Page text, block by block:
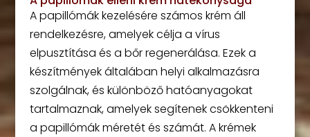
A papillómák kezelésére számos krém áll
rendelkezésre, amelyek célja a vírus
elpusztítása és a bőr regenerálása. Ezek a
készítmények általában helyi alkalmazásra
szolgálnak, és különböző hatóanyagokat
tartalmaznak, amelyek segítenek csökkenteni
a papillómák méretét és számát. A krémek